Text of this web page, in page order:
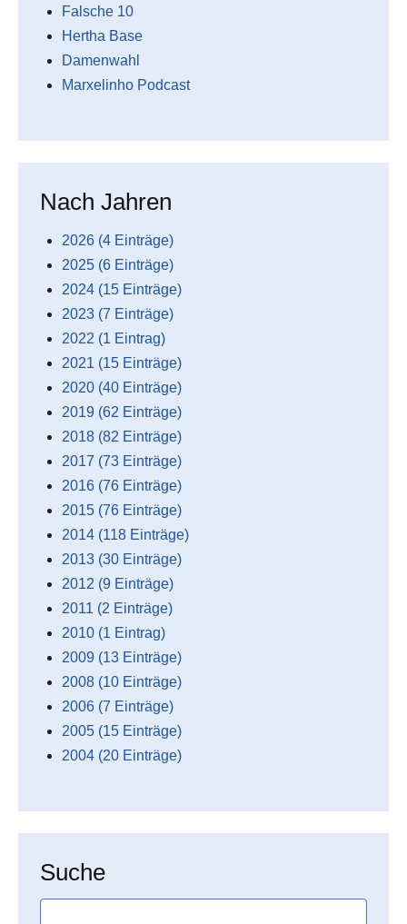
Falsche 10
Hertha Base
Damenwahl
Marxelinho Podcast
Nach Jahren
2026 (4 Einträge)
2025 (6 Einträge)
2024 (15 Einträge)
2023 (7 Einträge)
2022 (1 Eintrag)
2021 (15 Einträge)
2020 (40 Einträge)
2019 (62 Einträge)
2018 (82 Einträge)
2017 (73 Einträge)
2016 (76 Einträge)
2015 (76 Einträge)
2014 (118 Einträge)
2013 (30 Einträge)
2012 (9 Einträge)
2011 (2 Einträge)
2010 (1 Eintrag)
2009 (13 Einträge)
2008 (10 Einträge)
2006 (7 Einträge)
2005 (15 Einträge)
2004 (20 Einträge)
Suche